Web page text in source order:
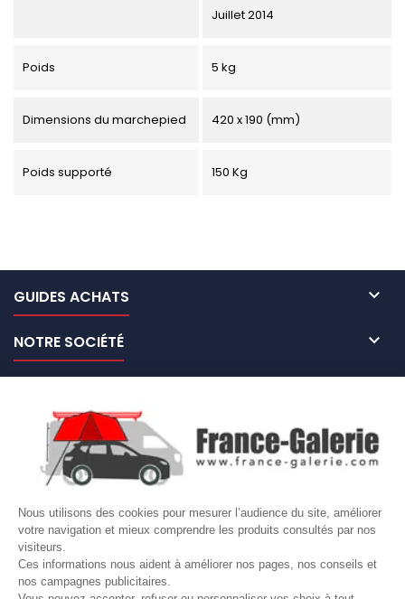
Nous utilisons des cookies pour mesurer l’audience du site, améliorer
votre navigation et mieux comprendre les produits consultés par nos
visiteurs.
Ces informations nous aident à améliorer nos pages, nos conseils et
nos campagnes publicitaires.
Juillet 2014
Poids 5 kg
Dimensions du marchepied 420 x 190 (mm)
Poids supporté 150 Kg
GUIDES ACHATS 
NOTRE SOCIÉTÉ 
VOTRE COMPTE 
Site protégé par reCAPTCHA.
LETTRE D'INFORMATIONS